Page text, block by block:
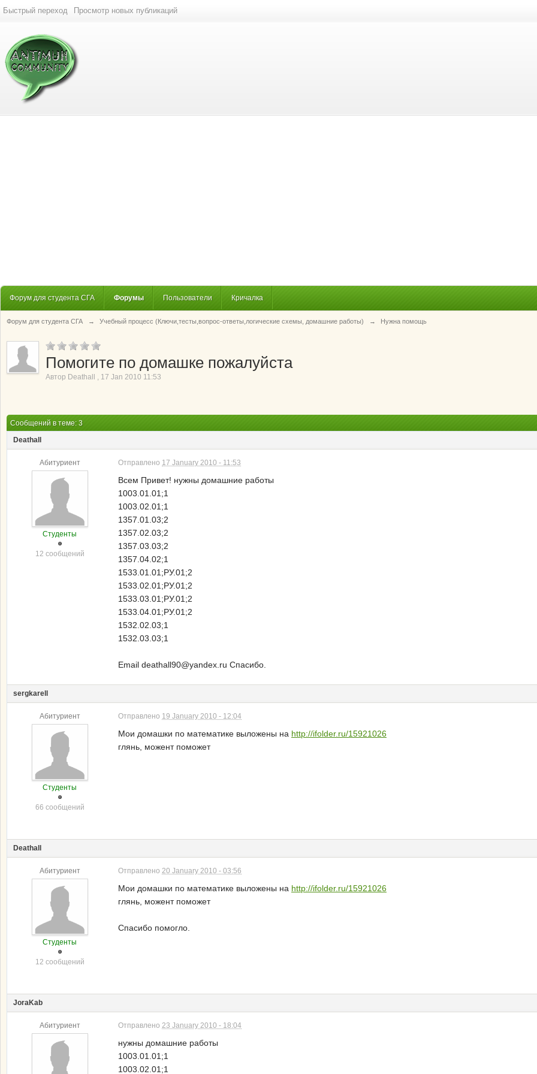
Быстрый переход Просмотр новых публикаций
Форум для студента СГА Форумы Пользователи Кричалка
Форум для студента СГА → Учебный процесс (Ключи,тесты,вопрос-ответы,логические схемы, домашние работы) → Нужна помощь
Помогите по домашке пожалуйста
Автор Deathall , 17 Jan 2010 11:53
Сообщений в теме: 3
Deathall
Абитуриент
Студенты
12 сообщений
Отправлено 17 January 2010 - 11:53
Всем Привет! нужны домашние работы
1003.01.01;1
1003.02.01;1
1357.01.03;2
1357.02.03;2
1357.03.03;2
1357.04.02;1
1533.01.01;РУ.01;2
1533.02.01;РУ.01;2
1533.03.01;РУ.01;2
1533.04.01;РУ.01;2
1532.02.03;1
1532.03.03;1
Email deathall90@yandex.ru Спасибо.
sergkarell
Абитуриент
Студенты
66 сообщений
Отправлено 19 January 2010 - 12:04
Мои домашки по математике выложены на http://ifolder.ru/15921026
глянь, можент поможет
Deathall
Абитуриент
Студенты
12 сообщений
Отправлено 20 January 2010 - 03:56
Мои домашки по математике выложены на http://ifolder.ru/15921026
глянь, можент поможет
Спасибо помогло.
JoraKab
Абитуриент Отправлено 23 January 2010 - 18:04
нужны домашние работы
1003.01.01;1
1003.02.01;1